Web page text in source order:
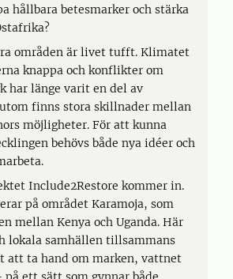
hållbara betesmarker och stärka
områden är livet tufft. Klimatet
knappa och konflikter om
har länge varit en del av
finns stora skillnader mellan
möjligheter. För att kunna
behövs både nya idéer och
Include2Restore kommer in.
på området Karamoja, som
mellan Kenya och Uganda. Här
lokala samhällen tillsammans
att ta hand om marken, vattnet